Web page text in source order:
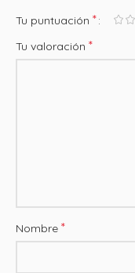
Tu puntuación *
Tu valoración *
Nombre *